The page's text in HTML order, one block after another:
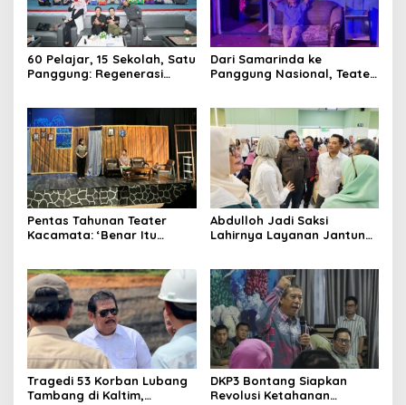
60 Pelajar, 15 Sekolah, Satu
Panggung: Regenerasi
Dari Samarinda ke
Panggung Nasional, Teater
Yogyakarta
Pentas Tahunan Teater
Kacamata: ‘Benar Itu
Abdulloh Jadi Saksi
Lahirnya Layanan Jantung
Rakyat
Tragedi 53 Korban Lubang
Tambang di Kaltim,
DKP3 Bontang Siapkan
Revolusi Ketahanan